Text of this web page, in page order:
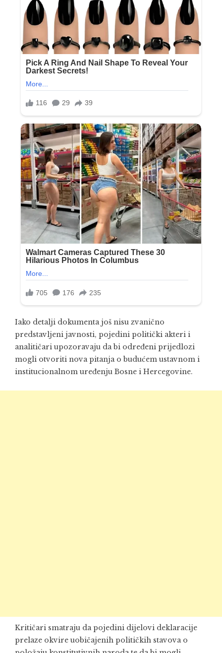
Iako detalji dokumenta još nisu zvanično
predstavljeni javnosti, pojedini politički akteri i
analitičari upozoravaju da bi određeni prijedlozi
mogli otvoriti nova pitanja o budućem ustavnom i
institucionalnom uređenju Bosne i Hercegovine.
Kritičari smatraju da pojedini dijelovi deklaracije
prelaze okvire uobičajenih političkih stavova o